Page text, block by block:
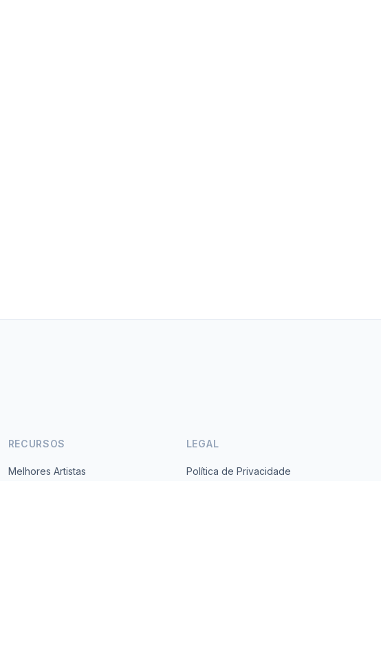
RECURSOS
Melhores Artistas
LEGAL
Política de Privacidade